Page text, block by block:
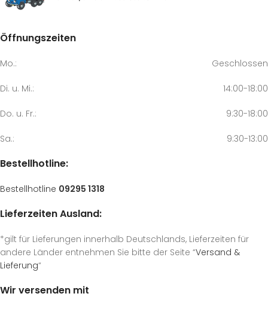
Öffnungszeiten
Mo.: Geschlossen
Di. u. Mi.: 14:00-18:00
Do. u. Fr.: 9:30-18:00
Sa.: 9:30-13:00
Bestellhotline:
Bestellhotline 09295 1318
Lieferzeiten Ausland:
*gilt für Lieferungen innerhalb Deutschlands, Lieferzeiten für
andere Länder entnehmen Sie bitte der Seite “Versand &
Lieferung“
Wir versenden mit